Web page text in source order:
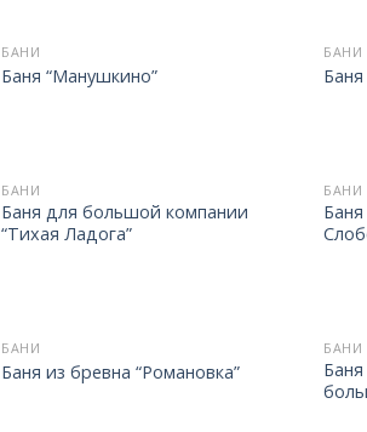
БАНИ
Баня “Манушкино”
БАНИ
Баня
БАНИ
Баня для большой компании
“Тихая Ладога”
БАНИ
БАНИ
Баня из бревна “Романовка”
БАНИ